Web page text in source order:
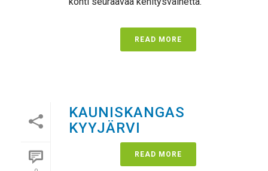
READ MORE
KAUNISKANGAS
KYYJÄRVI
READ MORE